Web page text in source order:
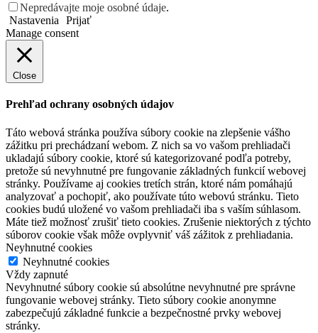
Nepredávajte moje osobné údaje.
Nastavenia
Prijať
Manage consent
Close
Prehľad ochrany osobných údajov
Táto webová stránka používa súbory cookie na zlepšenie vášho
zážitku pri prechádzaní webom. Z nich sa vo vašom prehliadači
ukladajú súbory cookie, ktoré sú kategorizované podľa potreby,
pretože sú nevyhnutné pre fungovanie základných funkcií webovej
stránky. Používame aj cookies tretích strán, ktoré nám pomáhajú
analyzovať a pochopiť, ako používate túto webovú stránku. Tieto
cookies budú uložené vo vašom prehliadači iba s vaším súhlasom.
Máte tiež možnosť zrušiť tieto cookies. Zrušenie niektorých z týchto
súborov cookie však môže ovplyvniť váš zážitok z prehliadania.
Neyhnutné cookies
Neyhnutné cookies
Vždy zapnuté
Nevyhnutné súbory cookie sú absolútne nevyhnutné pre správne
fungovanie webovej stránky. Tieto súbory cookie anonymne
zabezpečujú základné funkcie a bezpečnostné prvky webovej
stránky.